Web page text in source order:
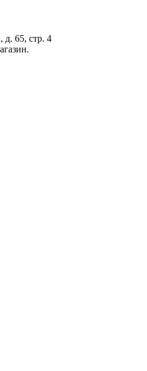
д. 65, стр. 4